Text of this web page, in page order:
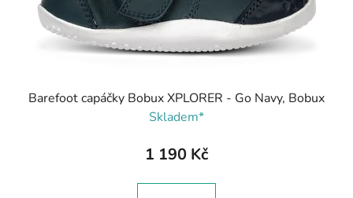
Barefoot capáčky Bobux XPLORER - Go Navy, Bobux
Skladem*
1 190 Kč